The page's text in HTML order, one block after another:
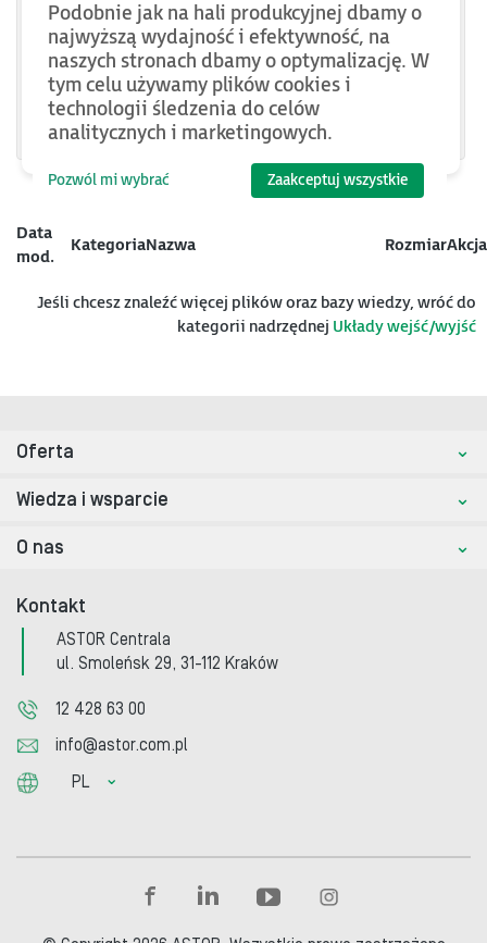
HE399DAC200
HE399DIQ522
HE399DIM610
Data
mod.
KategoriaNazwa RozmiarAkcja
Jeśli chcesz znaleźć więcej plików oraz bazy wiedzy, wróć do
kategorii nadrzędnej Układy wejść/wyjść
Oferta
Wiedza i wsparcie
O nas
Kontakt
ASTOR Centrala
ul. Smoleńsk 29, 31-112 Kraków
12 428 63 00
info@astor.com.pl
PL
Podobnie jak na hali produkcyjnej dbamy o
najwyższą wydajność i efektywność, na
naszych stronach dbamy o optymalizację. W
tym celu używamy plików cookies i
technologii śledzenia do celów
analitycznych i marketingowych.
Pozwól mi wybrać Zaakceptuj wszystkie